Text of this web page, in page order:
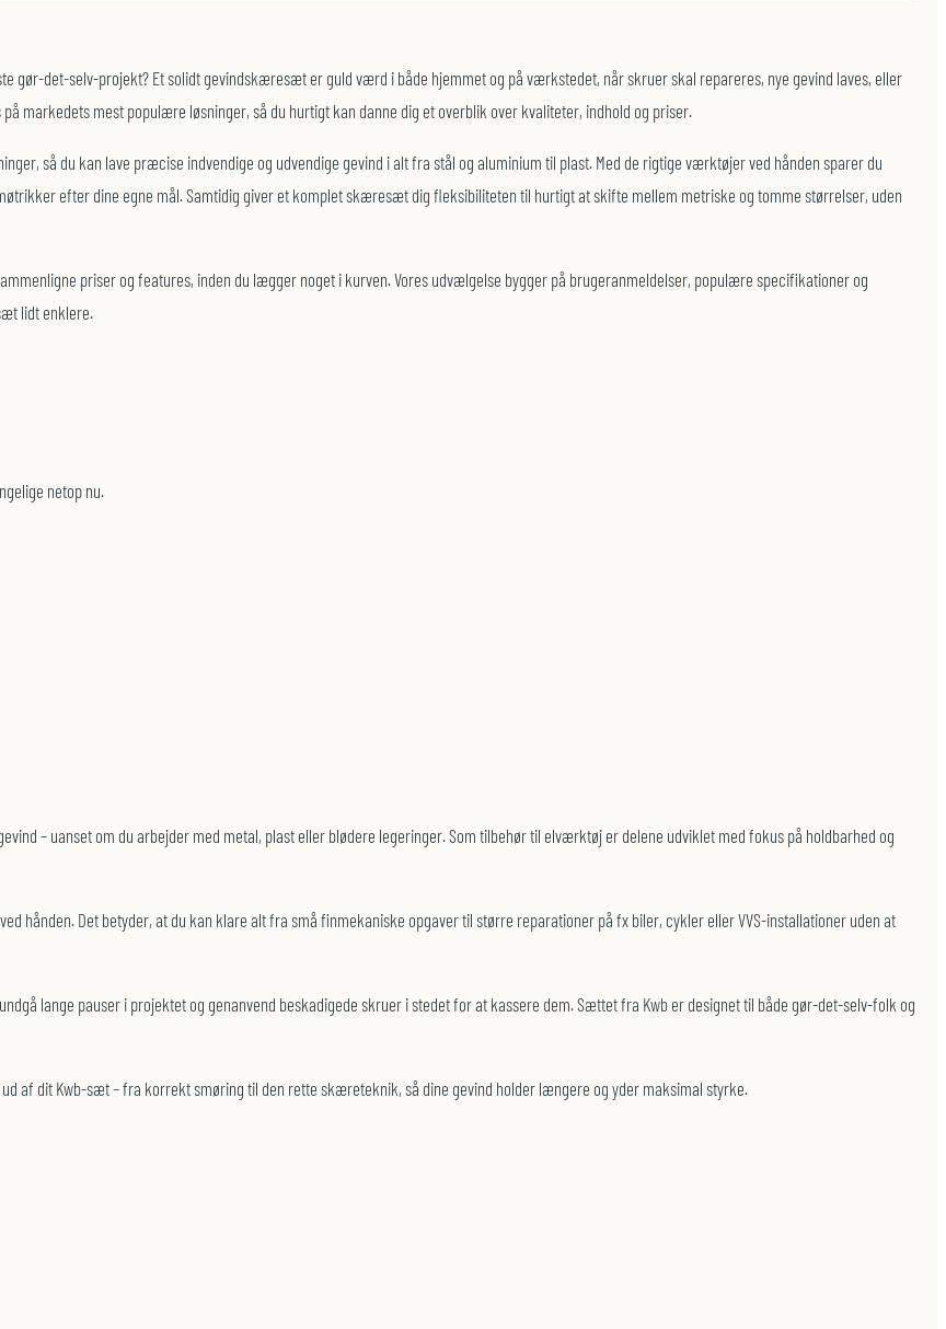
gør-det-selv-projekt? Et solidt gevindskæresæt er guld værd i både hjemmet og på værkstedet, når skruer skal repareres, nye gevind laves, eller
markedets mest populære løsninger, så du hurtigt kan danne dig et overblik over kvaliteter, indhold og priser.
så du kan lave præcise indvendige og udvendige gevind i alt fra stål og aluminium til plast. Med de rigtige værktøjer ved hånden sparer du
efter dine egne mål. Samtidig giver et komplet skæresæt dig fleksibiliteten til hurtigt at skifte mellem metriske og tomme størrelser, uden
priser og features, inden du lægger noget i kurven. Vores udvælgelse bygger på brugeranmeldelser, populære specifikationer og
lidt enklere.
netop nu.
– uanset om du arbejder med metal, plast eller blødere legeringer. Som tilbehør til elværktøj er delene udviklet med fokus på holdbarhed og
hånden. Det betyder, at du kan klare alt fra små finmekaniske opgaver til større reparationer på fx biler, cykler eller VVS-installationer uden at
lange pauser i projektet og genanvend beskadigede skruer i stedet for at kassere dem. Sættet fra Kwb er designet til både gør-det-selv-folk og
af dit Kwb-sæt – fra korrekt smøring til den rette skæreteknik, så dine gevind holder længere og yder maksimal styrke.